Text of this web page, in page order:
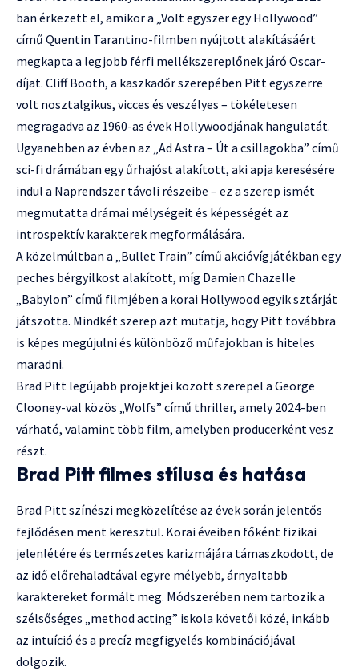
ban érkezett el, amikor a „Volt egyszer egy Hollywood”
című Quentin Tarantino-filmben nyújtott alakításáért
megkapta a legjobb férfi mellékszereplőnek járó Oscar-
díjat. Cliff Booth, a kaszkadőr szerepében Pitt egyszerre
volt nosztalgikus, vicces és veszélyes – tökéletesen
megragadva az 1960-as évek Hollywoodjának hangulatát.
Ugyanebben az évben az „Ad Astra – Út a csillagokba” című
sci-fi drámában egy űrhajóst alakított, aki apja keresésére
indul a Naprendszer távoli részeibe – ez a szerep ismét
megmutatta drámai mélységeit és képességét az
introspektív karakterek megformálására.
A közelmúltban a „Bullet Train” című akcióvígjátékban egy
peches bérgyilkost alakított, míg Damien Chazelle
„Babylon” című filmjében a korai Hollywood egyik sztárját
játszotta. Mindkét szerep azt mutatja, hogy Pitt továbbra
is képes megújulni és különböző műfajokban is hiteles
maradni.
Brad Pitt legújabb projektjei között szerepel a George
Clooney-val közös „Wolfs” című thriller, amely 2024-ben
várható, valamint több film, amelyben producerként vesz
részt.
Brad Pitt filmes stílusa és hatása
Brad Pitt színészi megközelítése az évek során jelentős
fejlődésen ment keresztül. Korai éveiben főként fizikai
jelenlétére és természetes karizmájára támaszkodott, de
az idő előrehaladtával egyre mélyebb, árnyaltabb
karaktereket formált meg. Módszerében nem tartozik a
szélsőséges „method acting” iskola követői közé, inkább
az intuíció és a precíz megfigyelés kombinációjával
dolgozik.